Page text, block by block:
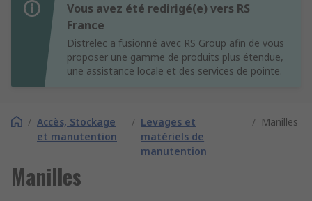
Vous avez été redirigé(e) vers RS
France
Distrelec a fusionné avec RS Group afin de vous
proposer une gamme de produits plus étendue,
une assistance locale et des services de pointe.
/ Accès, Stockage
et manutention
/ Levages et
matériels de
manutention
/ Manilles
Manilles